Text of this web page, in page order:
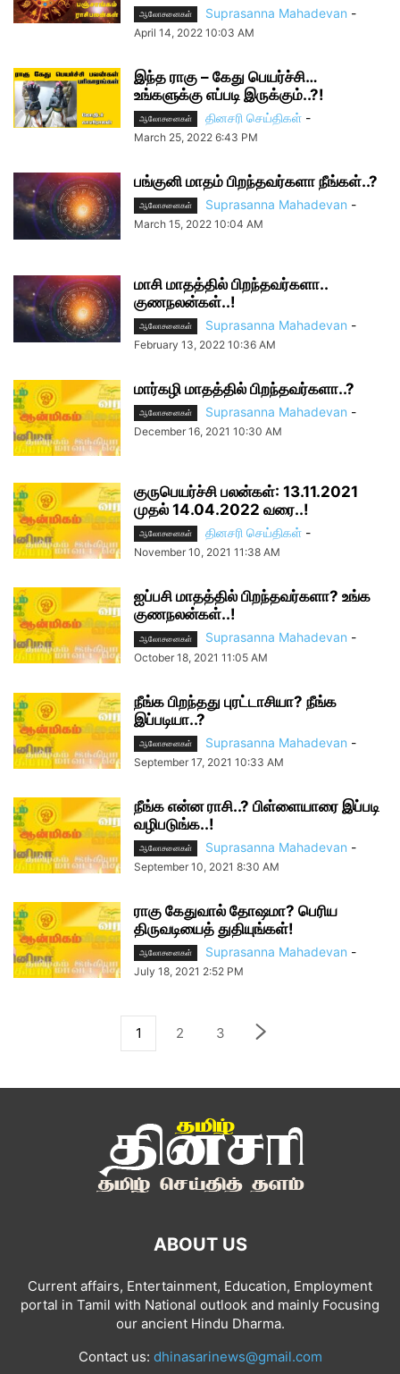
ஆலோசனைகள் Suprasanna Mahadevan -
April 14, 2022 10:03 AM
இந்த ராகு – கேது பெயர்ச்சி…
உங்களுக்கு எப்படி இருக்கும்..?!
ஆலோசனைகள் தினசரி செய்திகள் -
March 25, 2022 6:43 PM
பங்குனி மாதம் பிறந்தவர்களா நீங்கள்..?
ஆலோசனைகள் Suprasanna Mahadevan -
March 15, 2022 10:04 AM
மாசி மாதத்தில் பிறந்தவர்களா..
குணநலன்கள்..!
ஆலோசனைகள் Suprasanna Mahadevan -
February 13, 2022 10:36 AM
மார்கழி மாதத்தில் பிறந்தவர்களா..?
ஆலோசனைகள் Suprasanna Mahadevan -
December 16, 2021 10:30 AM
குருபெயர்ச்சி பலன்கள்: 13.11.2021
முதல் 14.04.2022 வரை..!
ஆலோசனைகள் தினசரி செய்திகள் -
November 10, 2021 11:38 AM
ஐப்பசி மாதத்தில் பிறந்தவர்களா? உங்க
குணநலன்கள்..!
ஆலோசனைகள் Suprasanna Mahadevan -
October 18, 2021 11:05 AM
நீங்க பிறந்தது புரட்டாசியா? நீங்க
இப்படியா..?
ஆலோசனைகள் Suprasanna Mahadevan -
September 17, 2021 10:33 AM
நீங்க என்ன ராசி..? பிள்ளையாரை இப்படி
வழிபடுங்க..!
ஆலோசனைகள் Suprasanna Mahadevan -
September 10, 2021 8:30 AM
ராகு கேதுவால் தோஷமா? பெரிய
திருவடியைத் துதியுங்கள்!
ஆலோசனைகள் Suprasanna Mahadevan -
July 18, 2021 2:52 PM
1 2 3
ABOUT US
Current affairs, Entertainment, Education, Employment
portal in Tamil with National outlook and mainly Focusing
our ancient Hindu Dharma.
Contact us: dhinasarinews@gmail.com